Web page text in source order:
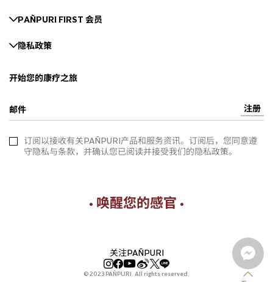
PAÑPURI FIRST 会员
隐私政策
开始您的康疗之旅
邮件 注册
订阅以接收有关PAÑPURI产品和服务资讯。订阅后，您同意遵
守隐私与条款，并确认您已阅读并接受我们的隐私政策。
• 唤醒您的感官 •
关注PAÑPURI
© 2023 PAÑPURI. All rights reserved.